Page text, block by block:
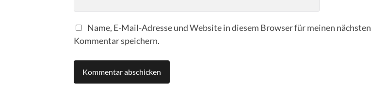
Name, E-Mail-Adresse und Website in diesem Browser für meinen nächsten
Kommentar speichern.